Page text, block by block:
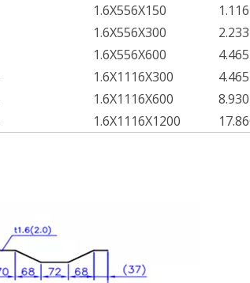
1.6X556X150
1.116
1.6X556X300
2.233
1.6X556X600
4.465
1.6X1116X300
4.465
1.6X1116X600
8.930
1.6X1116X1200